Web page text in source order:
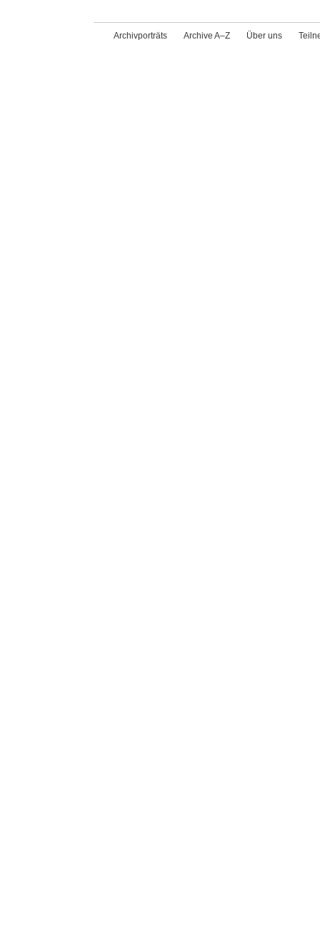
Archivporträts Archive A–Z Über uns